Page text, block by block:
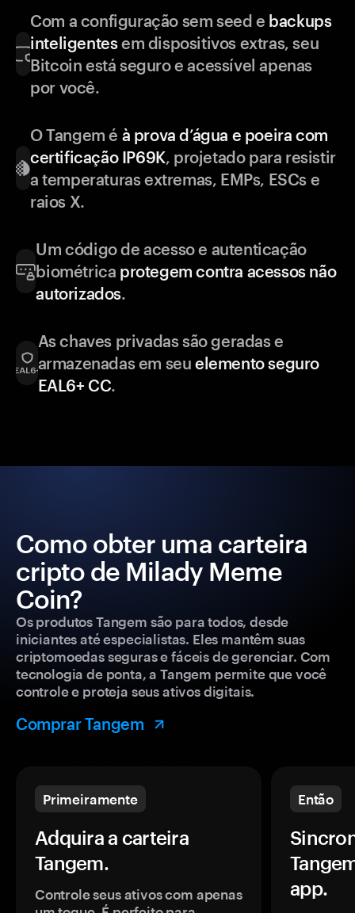
Com a configuração sem seed e backups
inteligentesem dispositivos extras, seu
Bitcoin está seguro e acessível apenas
por você.
O Tangem é à prova d’água e poeira com
certificação IP69K, projetado para resistir
a temperaturas extremas, EMPs, ESCs e
raios X.
Um código de acesso e autenticação
biométrica protegem contra acessos não
autorizados.
As chaves privadas são geradas e
armazenadas em seu elemento seguro
EAL6+ CC.
Como obter uma carteira
cripto de Milady Meme
Coin?
Os produtos Tangem são para todos, desde
iniciantes até especialistas. Eles mantêm suas
criptomoedas seguras e fáceis de gerenciar. Com
tecnologia de ponta, a Tangem permite que você
controle e proteja seus ativos digitais.
Comprar Tangem
Primeiramente
Adquira a carteira
Tangem.
Controle seus ativos com apenas
Então
app.